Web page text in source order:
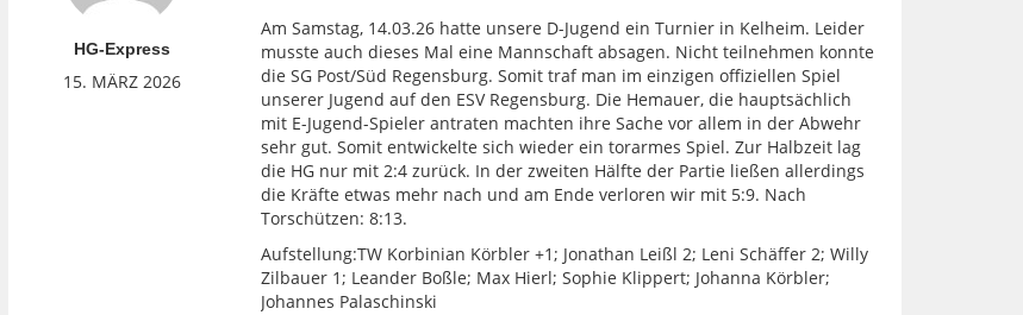
HG-Express
15. MÄRZ 2026
Am Samstag, 14.03.26 hatte unsere D-Jugend ein Turnier in Kelheim. Leider
musste auch dieses Mal eine Mannschaft absagen. Nicht teilnehmen konnte
die SG Post/Süd Regensburg. Somit traf man im einzigen offiziellen Spiel
unserer Jugend auf den ESV Regensburg. Die Hemauer, die hauptsächlich
mit E-Jugend-Spieler antraten machten ihre Sache vor allem in der Abwehr
sehr gut. Somit entwickelte sich wieder ein torarmes Spiel. Zur Halbzeit lag
die HG nur mit 2:4 zurück. In der zweiten Hälfte der Partie ließen allerdings
die Kräfte etwas mehr nach und am Ende verloren wir mit 5:9. Nach
Torschützen: 8:13.
Aufstellung:TW Korbinian Körbler +1; Jonathan Leißl 2; Leni Schäffer 2; Willy
Zilbauer 1; Leander Boßle; Max Hierl; Sophie Klippert; Johanna Körbler;
Johannes Palaschinski